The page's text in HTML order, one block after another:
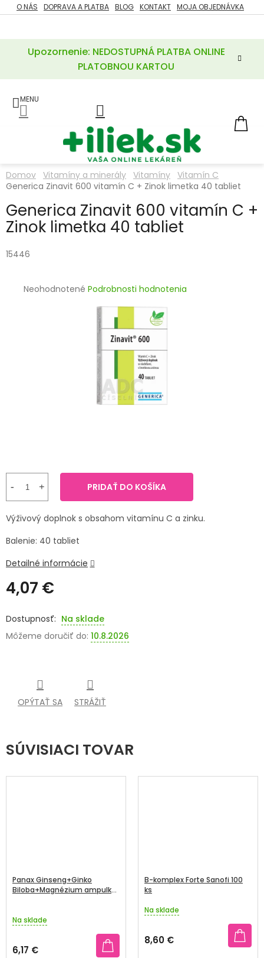
Prejsť
na
Upozornenie: NEDOSTUPNÁ PLATBA ONLINE
PLATOBNOU KARTOU
O NÁS DOPRAVA A PLATBA BLOG KONTAKT MOJA OBJEDNÁVKA
ZĽAVY
POTREBY
A
LIEKY
VITAMÍNY
MINERÁLY
PRÍRODNÉ
LIEKY
VETERINA
Domov Vitamíny a minerály Vitamíny Vitamín C
Generica Zinavit 600 vitamín C + Zinok limetka 40 tabliet
Generica Zinavit 600 vitamín C +
Zinok limetka 40 tabliet
15446
Priemerné
Neohodnotené Podrobnosti hodnotenia
4,07 €
cena:
Na sklade
Môžeme doručiť do: 10.8.2026
PRIDAŤ DO KOŠÍKA
Výživový doplnok s obsahom vitamínu C a zinku.
Balenie: 40 tabliet
Detailné informácie
OPÝTAŤ SA STRÁŽIŤ
SÚVISIACI TOVAR
Panax Ginseng+Ginko
Biloba+Magnézium ampulky
Na sklade
6,17 €
B-komplex Forte Sanofi 100
ks
Priemerné
produktu
je
Na sklade
8,60 €